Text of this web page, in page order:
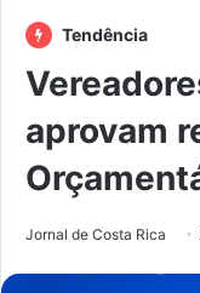
Tendência
aprovam
Jornal de Costa Rica